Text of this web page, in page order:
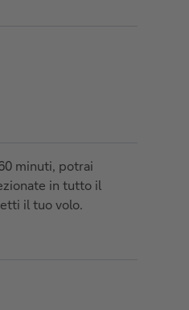
minuti, potrai
in tutto il
il tuo volo.